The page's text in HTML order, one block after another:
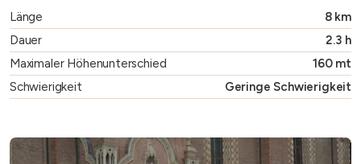
Länge
8 km
Dauer
2.3 h
Maximaler Höhenunterschied
160 mt
Schwierigkeit
Geringe Schwierigkeit